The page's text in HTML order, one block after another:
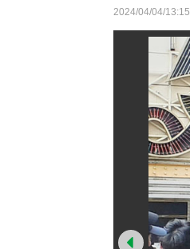
2024/04/04/13:15
Prev